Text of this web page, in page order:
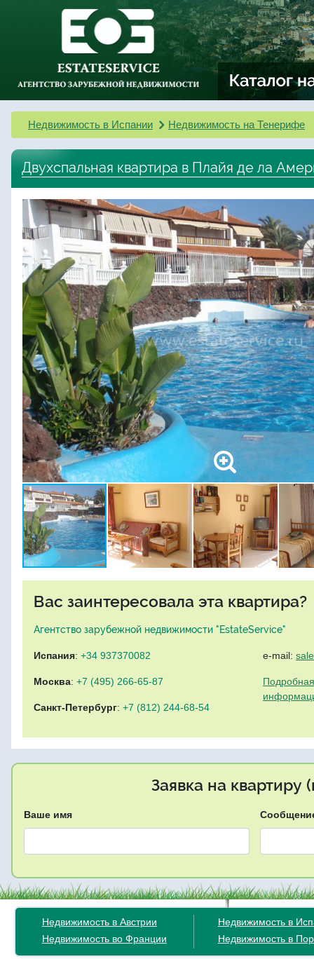
Недвижимость в Испании Недвижимость на Тенерифе
Двухспальная квартира в Плайя де ла
Вас заинтересовала эта квартира?
Агентство зарубежной недвижимости "EstateService"
Испания: +34 937370082
Москва: +7 (495) 266-65-87
Санкт-Петербург: +7 (812) 244-68-54
e-mail:
Заявка на квартиру
Ваше имя
Недвижимость в Австрии
Недвижимость во Франции
Недвижимость в
Недвижимость в